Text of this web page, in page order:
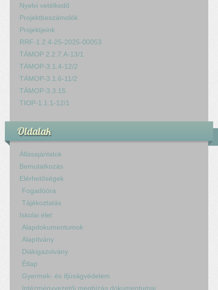
Nyelvi vetélkedő
Projektbeszámolók
Projektjeink
RRF-1.2.4-25-2025-00053
TÁMOP 2.2.7.A-13/1
TÁMOP-3.1.4-12/2
TÁMOP-3.1.6-11/2
TÁMOP-3.3.15.
TIOP-1.1.1-12/1
Oldalak
Állásajánlatok
Bemutatkozás
Elérhetőségek
Fogadóóra
Tájékoztatás
Iskolai élet
Alapdokumentumok
Alapítvány
Diákigazolvány
Étlap
Gyermek- és ifjúságvédelem
Intézményvezetői megbízás dokumentumai